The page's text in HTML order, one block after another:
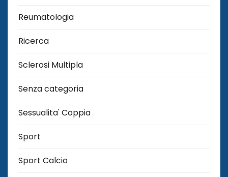
Reumatologia
Ricerca
Sclerosi Multipla
Senza categoria
Sessualita' Coppia
Sport
Sport Calcio